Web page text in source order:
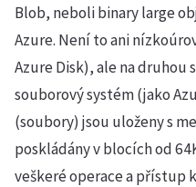
Blob, neboli binary large
Azure. Není to ani
Azure Disk), ale na druhou
souborový systém (jako
(soubory) jsou uloženy s
poskládány v blocích od
veškeré operace a přístup